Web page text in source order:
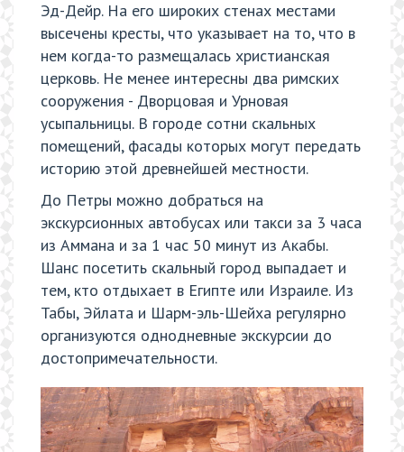
Эд-Дейр. На его широких стенах местами
высечены кресты, что указывает на то, что в
нем когда-то размещалась христианская
церковь. Не менее интересны два римских
сооружения - Дворцовая и Урновая
усыпальницы. В городе сотни скальных
помещений, фасады которых могут передать
историю этой древнейшей местности.
До Петры можно добраться на
экскурсионных автобусах или такси за 3 часа
из Аммана и за 1 час 50 минут из Акабы.
Шанс посетить скальный город выпадает и
тем, кто отдыхает в Египте или Израиле. Из
Табы, Эйлата и Шарм-эль-Шейха регулярно
организуются однодневные экскурсии до
достопримечательности.